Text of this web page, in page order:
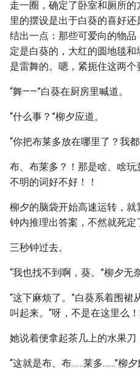
走一圈，确定了卧室和厕所
里的摆设是出于白葵的喜好
结出一点：那些可爱向的物
定是白葵的，大红的圆地毯
是雷舞的。嗯，紧扼住这两个
“舞——”白葵在厨房里喊道。
“什么事？”柳夕应道。
“你把布莱多放在哪里了？我
布、布莱多？！那是啥、啥
不明的词好不好！！
柳夕的脑袋开始高速运转，
钟内推理出答案，不然就死定
三秒钟过去。
“我也找不到啊，葵。”柳夕无
“这下麻烦了。”白葵系着围裙
叫起来。“呀，不是在这里么
她说着便拿起茶几上的水果刀
“这就是布、布……莱多……”柳